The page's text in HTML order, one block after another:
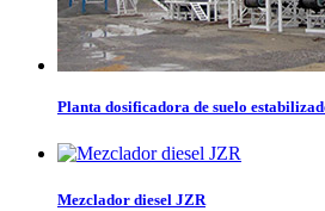
Planta dosificadora de suelo
Mezclador diesel JZR